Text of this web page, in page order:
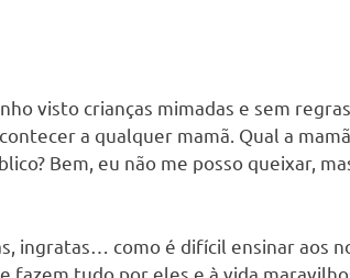
visto crianças mimadas e sem
a qualquer mamã. Qual a
Bem, eu não me posso queixar,
ingratas… como é difícil ensinar aos
fazem tudo por eles e à vida